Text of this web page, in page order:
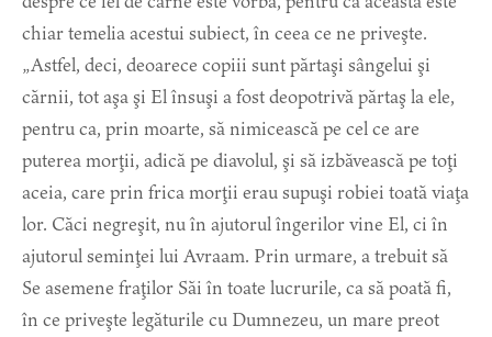
chiar temelia acestui subiect, în ceea ce ne priveşte.
„Astfel, deci, deoarece copiii sunt părtaşi sângelui şi
cărnii, tot aşa şi El însuşi a fost deopotrivă părtaş la ele,
pentru ca, prin moarte, să nimicească pe cel ce are
puterea morţii, adică pe diavolul, şi să izbăvească pe toţi
aceia, care prin frica morţii erau supuşi robiei toată viaţa
lor. Căci negreşit, nu în ajutorul îngerilor vine El, ci în
ajutorul seminţei lui Avraam. Prin urmare, a trebuit să
Se asemene fraţilor Săi în toate lucrurile, ca să poată fi,
în ce priveşte legăturile cu Dumnezeu, un mare preot